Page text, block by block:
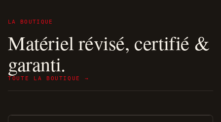
LA BOUTIQUE
Matériel révisé, certifié &
garanti.
TOUTE LA BOUTIQUE →